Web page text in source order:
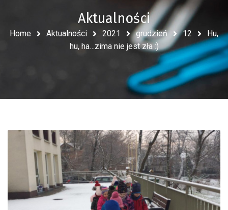
Aktualności
Home Aktualności 2021 grudzień 12
Hu,
hu, ha…zima nie jest zła :)